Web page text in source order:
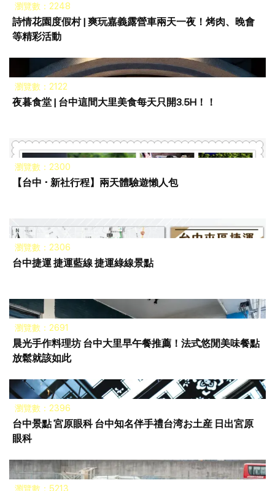
瀏覽數：2248
詩情花園度假村 | 爽玩嘉義露營車兩天一夜！烤肉、晚會
等精彩活動
瀏覽數：2122
夜暮食堂 | 台中這間大里美食每天只開3.5H！！
瀏覽數：2300
【台中 ･ 新社行程】兩天體驗遊懶人包
瀏覽數：2306
台中捷運 捷運藍線 捷運綠線景點
瀏覽數：2691
晨光手作料理坊 台中大里早午餐推薦！法式悠閒美味餐點
放鬆就該如此
瀏覽數：2396
台中景點 宮原眼科 台中知名伴手禮台湾お土産 日出宮原
眼科
瀏覽數：5213